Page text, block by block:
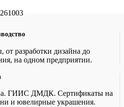
от разработки дизайна до
на одном предприятии.
ГИИС ДМДК. Сертификаты на
и ювелирные украшения.